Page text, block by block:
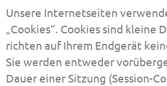
Unsere Internetseiten
„Cookies“. Cookies sind kleine
richten auf Ihrem Endgerät
Sie werden entweder
Dauer einer Sitzung (Session-